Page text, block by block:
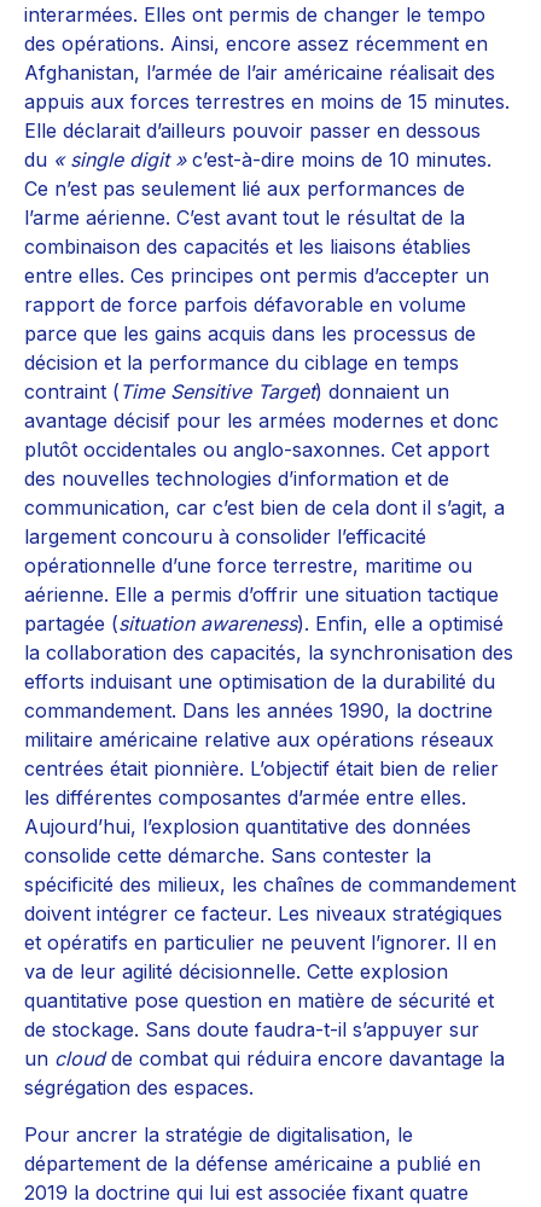
interarmées. Elles ont permis de changer le tempo
des opérations. Ainsi, encore assez récemment en
Afghanistan, l’armée de l’air américaine réalisait des
appuis aux forces terrestres en moins de 15 minutes.
Elle déclarait d’ailleurs pouvoir passer en dessous
du « single digit »c’est-à-dire moins de 10 minutes.
Ce n’est pas seulement lié aux performances de
l’arme aérienne. C’est avant tout le résultat de la
combinaison des capacités et les liaisons établies
entre elles. Ces principes ont permis d’accepter un
rapport de force parfois défavorable en volume
parce que les gains acquis dans les processus de
décision et la performance du ciblage en temps
contraint ( Time Sensitive Target) donnaient un
avantage décisif pour les armées modernes et donc
plutôt occidentales ou anglo-saxonnes. Cet apport
des nouvelles technologies d’information et de
communication, car c’est bien de cela dont il s’agit, a
largement concouru à consolider l’efficacité
opérationnelle d’une force terrestre, maritime ou
aérienne. Elle a permis d’offrir une situation tactique
partagée (situation awareness). Enfin, elle a optimisé
la collaboration des capacités, la synchronisation des
efforts induisant une optimisation de la durabilité du
commandement. Dans les années 1990, la doctrine
militaire américaine relative aux opérations réseaux
centrées était pionnière. L’objectif était bien de relier
les différentes composantes d’armée entre elles.
Aujourd’hui, l’explosion quantitative des données
consolide cette démarche. Sans contester la
spécificité des milieux, les chaînes de commandement
doivent intégrer ce facteur. Les niveaux stratégiques
et opératifs en particulier ne peuvent l’ignorer. Il en
va de leur agilité décisionnelle. Cette explosion
quantitative pose question en matière de sécurité et
de stockage. Sans doute faudra-t-il s’appuyer sur
un cloudde combat qui réduira encore davantage la
ségrégation des espaces.
Pour ancrer la stratégie de digitalisation, le
département de la défense américaine a publié en
2019 la doctrine qui lui est associée fixant quatre